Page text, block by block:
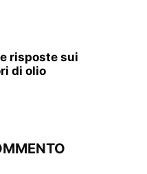
risposte sui
di olio